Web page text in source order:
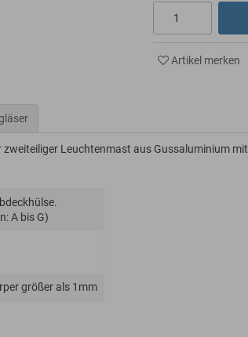
Artikel merken
zweiteiliger Leuchtenmast aus Gussaluminium mit
A bis G)
größer als 1mm